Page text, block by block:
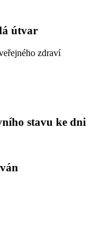
útvar
zdraví
stavu ke dni